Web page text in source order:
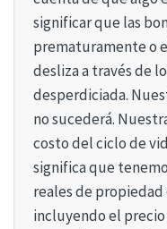
significar que las
prematuramente o
desliza a través de
desperdiciada.
no sucederá.
costo del ciclo de
significa que
reales de
incluyendo el